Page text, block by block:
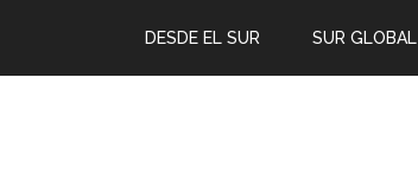
DESDE EL SUR SUR GLOBAL